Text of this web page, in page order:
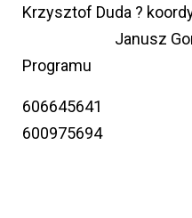
Krzysztof Duda ?
Janusz Gorol ?
Programu
600975694